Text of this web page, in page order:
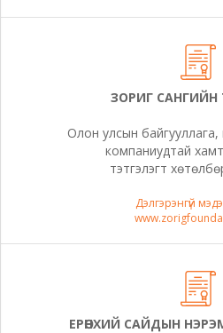
ЗОРИГ САНГИЙН
Олон улсын
компаниудтай
тэтгэлэгт
Дэлгэрэнгүй
ЕРӨНХИЙ САЙДЫН